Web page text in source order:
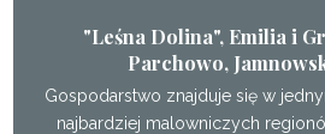
"Leśna Dolina", Emilia i
Parchowo,
Gospodarstwo znajduje się w
najbardziej malowniczych